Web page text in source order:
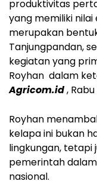
produktivitas
yang memiliki nilai
merupakan
Tanjungpandan,
kegiatan yang
Royhan dalam
Agricom.id,
Royhan
kelapa ini bukan
lingkungan, tetapi
pemerintah
nasional.